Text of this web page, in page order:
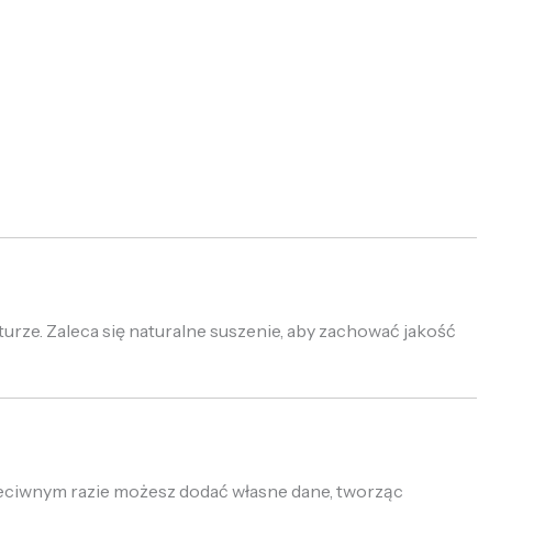
Zaleca się naturalne suszenie, aby zachować jakość
razie możesz dodać własne dane, tworząc